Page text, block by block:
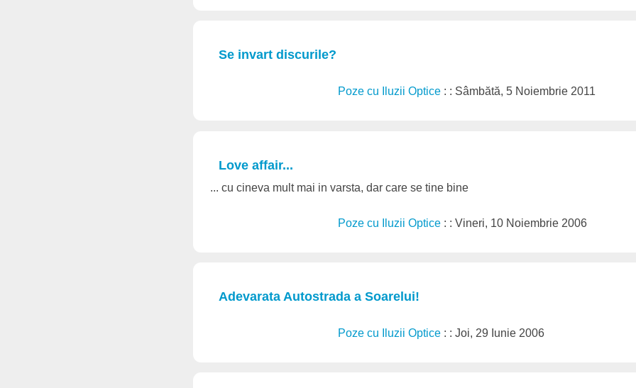
Se invart discurile?
Poze cu Iluzii Optice : : Sâmbătă, 5 Noiembrie 2011
Love affair...
... cu cineva mult mai in varsta, dar care se tine bine
Poze cu Iluzii Optice : : Vineri, 10 Noiembrie 2006
Adevarata Autostrada a Soarelui!
Poze cu Iluzii Optice : : Joi, 29 Iunie 2006